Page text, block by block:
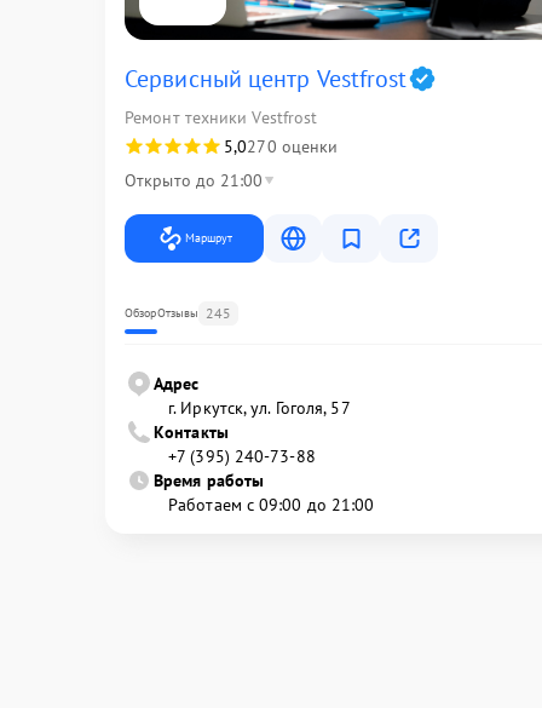
Сервисный центр Vestfrost
Ремонт техники Vestfrost
5,0270 оценки
Открыто до 21:00
Маршрут
ОбзорОтзывы 245
Адрес
г. Иркутск, ул. ​Гоголя, 57
Контакты
+7 (395) 240-73-88
Время работы
Работаем с 09:00 до 21:00